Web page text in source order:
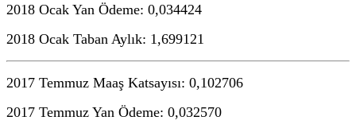
2018 Ocak Yan Ödeme: 0,034424
2018 Ocak Taban Aylık: 1,699121
2017 Temmuz Maaş Katsayısı: 0,102706
2017 Temmuz Yan Ödeme: 0,032570